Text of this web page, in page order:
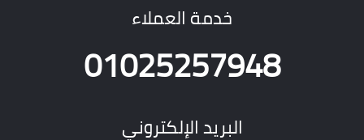
خدمة العملاء
01025257948
البريد الإلكتروني